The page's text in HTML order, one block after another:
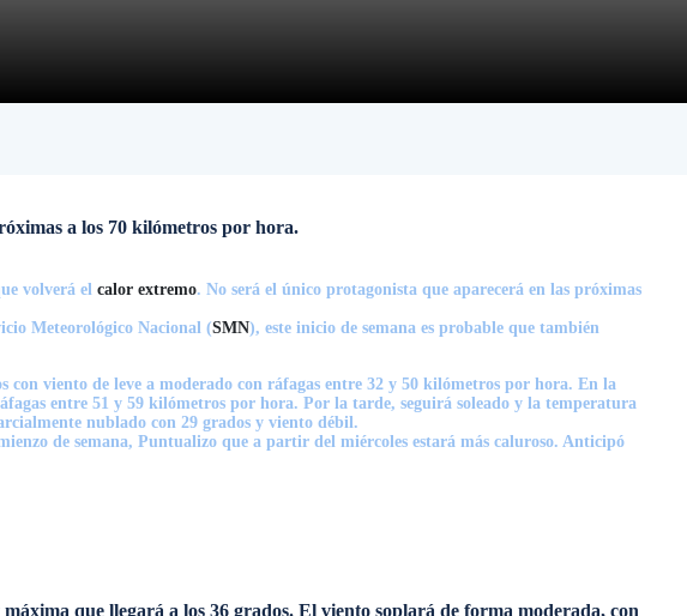
a los 70 kilómetros por hora.
volverá el calor extremo. No será el único protagonista que aparecerá en las próximas
Meteorológico Nacional (SMN), este inicio de semana es probable que también
viento de leve a moderado con ráfagas entre 32 y 50 kilómetros por hora. En la
entre 51 y 59 kilómetros por hora. Por la tarde, seguirá soleado y la temperatura
nublado con 29 grados y viento débil.
de semana, Puntualizo que a partir del miércoles estará más caluroso. Anticipó
que llegará a los 36 grados. El viento soplará de forma moderada, con